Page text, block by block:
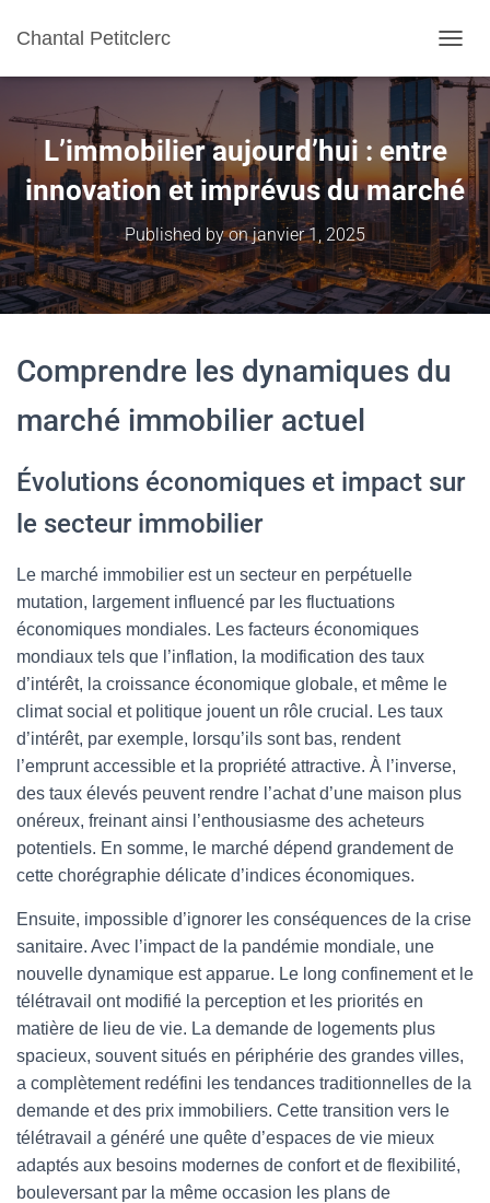
Chantal Petitclerc
L’immobilier aujourd’hui : entre
innovation et imprévus du marché
Published byonjanvier 1, 2025
Comprendre les dynamiques du
marché immobilier actuel
Évolutions économiques et impact sur
le secteur immobilier
Le marché immobilier est un secteur en perpétuelle
mutation, largement influencé par les fluctuations
économiques mondiales. Les facteurs économiques
mondiaux tels que l’inflation, la modification des taux
d’intérêt, la croissance économique globale, et même le
climat social et politique jouent un rôle crucial. Les taux
d’intérêt, par exemple, lorsqu’ils sont bas, rendent
l’emprunt accessible et la propriété attractive. À l’inverse,
des taux élevés peuvent rendre l’achat d’une maison plus
onéreux, freinant ainsi l’enthousiasme des acheteurs
potentiels. En somme, le marché dépend grandement de
cette chorégraphie délicate d’indices économiques.
Ensuite, impossible d’ignorer les conséquences de la crise
sanitaire. Avec l’impact de la pandémie mondiale, une
nouvelle dynamique est apparue. Le long confinement et le
télétravail ont modifié la perception et les priorités en
matière de lieu de vie. La demande de logements plus
spacieux, souvent situés en périphérie des grandes villes,
a complètement redéfini les tendances traditionnelles de la
demande et des prix immobiliers. Cette transition vers le
télétravail a généré une quête d’espaces de vie mieux
adaptés aux besoins modernes de confort et de flexibilité,
bouleversant par la même occasion les plans de